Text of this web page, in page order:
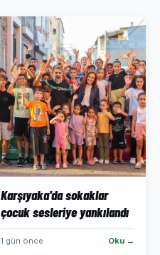
Karşıyaka'da sokaklar
çocuk sesleriye yankılandı
1 gün önce Oku →